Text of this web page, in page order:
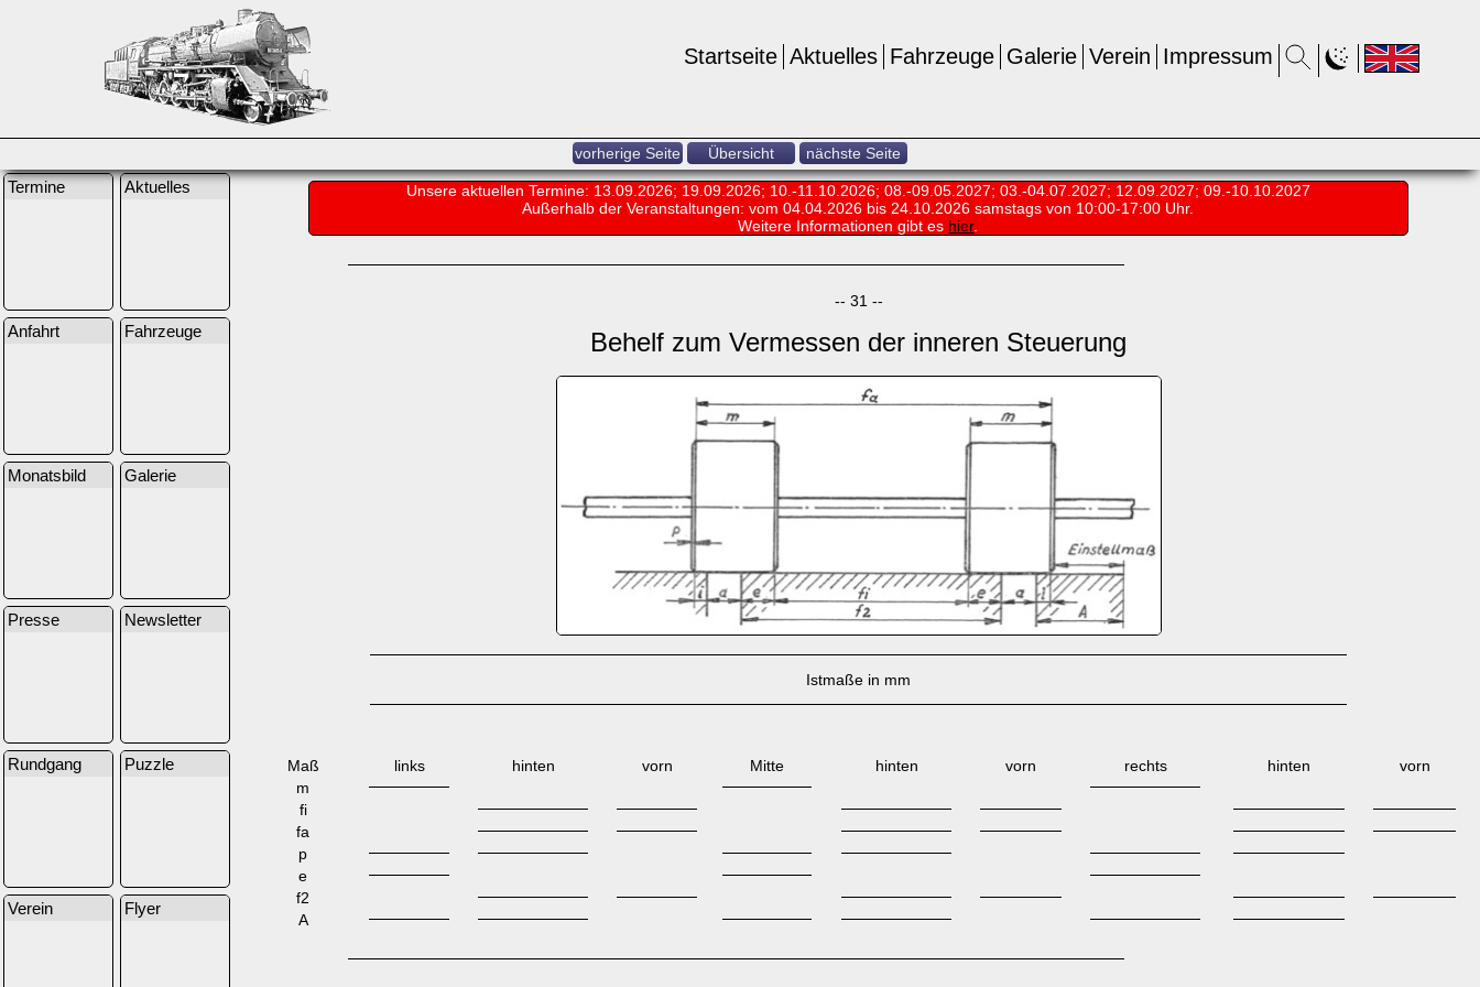
Impressum
Verein
Galerie
Fahrzeuge
Aktuelles
Startseite
vorherige Seite Übersicht nächste Seite
Termine Aktuelles
Anfahrt Fahrzeuge
Monatsbild Galerie
Presse Newsletter
Rundgang Puzzle
Verein Flyer
Unsere aktuellen Termine: 13.09.2026; 19.09.2026; 10.-11.10.2026; 08.-09.05.2027; 03.-04.07.2027; 12.09.2027; 09.-10.10.2027
Außerhalb der Veranstaltungen:vom 04.04.2026 bis 24.10.2026 samstags von 10:00-17:00 Uhr.
Weitere Informationen gibt es hier.
-- 31 --
Behelf zum Vermessen der inneren Steuerung
Istmaße in mm
Maß links hinten vorn Mitte hinten vorn rechts hinten
vorn
m
fi
fa
p
e
f2
A